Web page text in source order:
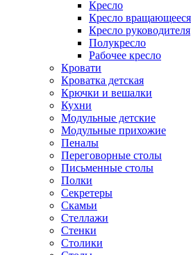
Кресло
Кресло вращающееся
Кресло руководителя
Полукресло
Рабочее кресло
Кровати
Кроватка детская
Крючки и вешалки
Кухни
Модульные детские
Модульные прихожие
Пеналы
Переговорные столы
Письменные столы
Полки
Секретеры
Скамьи
Стеллажи
Стенки
Столики